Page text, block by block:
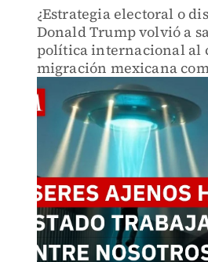
¿Estrategia electoral o
Donald Trump volvió a
política internacional al
migración mexicana
“invasión alienígena”.
y el impacto que sus
podrían tener en la